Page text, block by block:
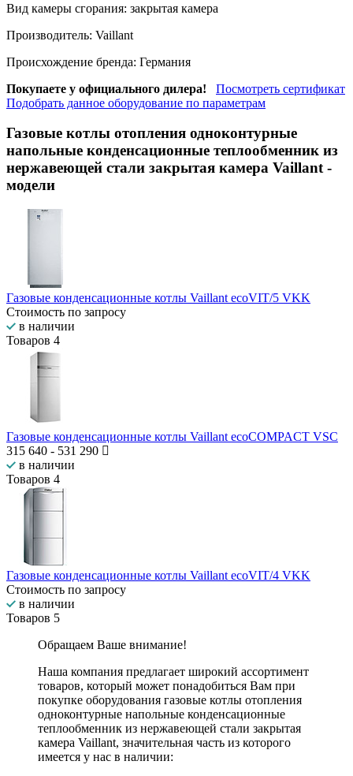
Вид камеры сгорания: закрытая камера
Производитель: Vaillant
Происхождение бренда: Германия
Покупаете у официального дилера!
Посмотреть сертификат
Подобрать данное оборудование по параметрам
Газовые котлы отопления одноконтурные
напольные конденсационные теплообменник из
нержавеющей стали закрытая камера Vaillant-
модели
Газовые конденсационные котлы Vaillant ecoVIT/5 VKK
Стоимость по запросу
в наличии
Товаров 4
Газовые конденсационные котлы Vaillant ecoCOMPACT VSC
315 640 - 531 290
в наличии
Товаров 4
Газовые конденсационные котлы Vaillant ecoVIT/4 VKK
Стоимость по запросу
в наличии
Товаров 5
Обращаем Ваше внимание!
Наша компания предлагает широкий ассортимент
товаров, который может понадобиться Вам при
покупке оборудования газовые котлы отопления
одноконтурные напольные конденсационные
теплообменник из нержавеющей стали закрытая
камера Vaillant, значительная часть из которого
имеется у нас в наличии: